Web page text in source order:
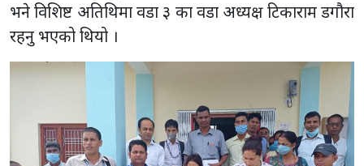
भने विशिष्ट अतिथिमा वडा ३ का वडा अध्यक्ष टिकाराम डगौरा
रहनु भएको थियो ।